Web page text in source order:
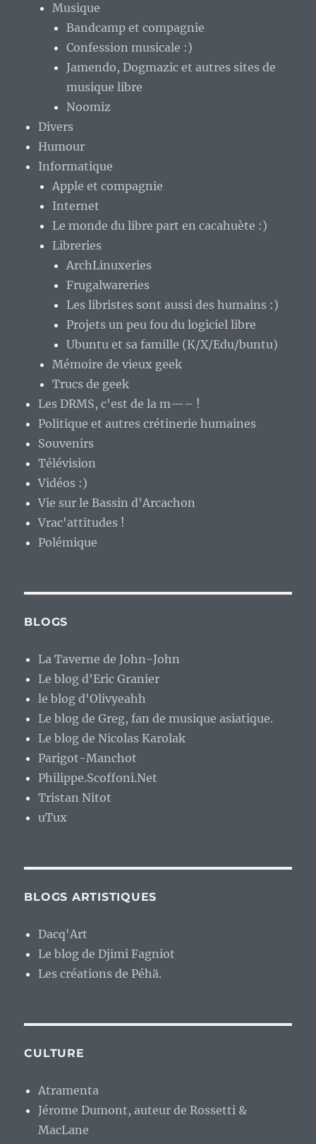
Musique
Bandcamp et compagnie
Confession musicale :)
Jamendo, Dogmazic et autres sites de
musique libre
Noomiz
Divers
Humour
Informatique
Apple et compagnie
Internet
Le monde du libre part en cacahuète :)
Libreries
ArchLinuxeries
Frugalwareries
Les libristes sont aussi des humains :)
Projets un peu fou du logiciel libre
Ubuntu et sa famille (K/X/Edu/buntu)
Mémoire de vieux geek
Trucs de geek
Les DRMS, c'est de la m—– !
Politique et autres crétinerie humaines
Souvenirs
Télévision
Vidéos :)
Vie sur le Bassin d'Arcachon
Vrac'attitudes !
Polémique
BLOGS
La Taverne de John-John
Le blog d'Eric Granier
le blog d'Olivyeahh
Le blog de Greg, fan de musique asiatique.
Le blog de Nicolas Karolak
Parigot-Manchot
Philippe.Scoffoni.Net
Tristan Nitot
uTux
BLOGS ARTISTIQUES
Dacq'Art
Le blog de Djimi Fagniot
Les créations de Péhä.
CULTURE
Atramenta
Jérome Dumont, auteur de Rossetti &
MacLane